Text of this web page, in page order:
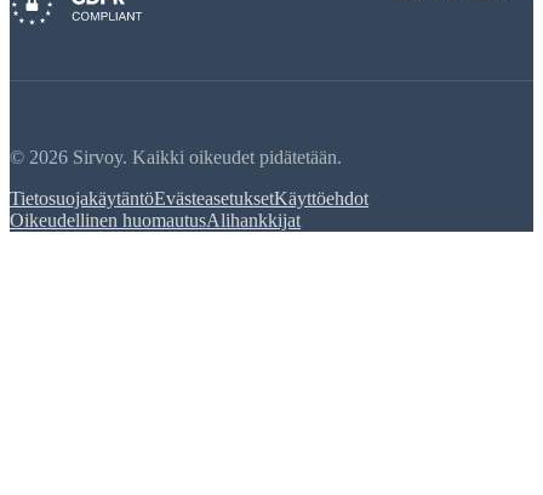
© 2026 Sirvoy. Kaikki oikeudet pidätetään.
TietosuojakäytäntöEvästeasetuksetKäyttöehdot
Oikeudellinen huomautusAlihankkijat